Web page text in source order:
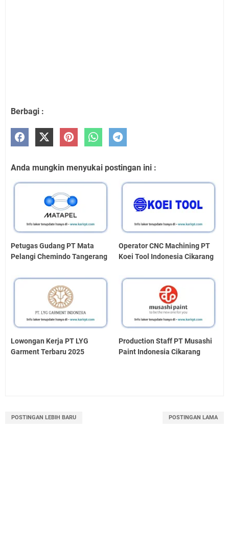
Berbagi :
Anda mungkin menyukai postingan ini :
Petugas Gudang PT Mata
Pelangi Chemindo Tangerang
Operator CNC Machining PT
Koei Tool Indonesia Cikarang
Lowongan Kerja PT LYG
Garment Terbaru 2025
Production Staff PT Musashi
Paint Indonesia Cikarang
POSTINGAN LEBIH BARU POSTINGAN LAMA